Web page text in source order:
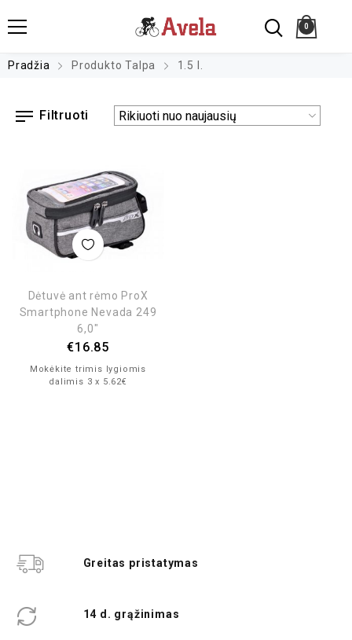
0
Pradžia Produkto Talpa 1.5 l.
Filtruoti
Dėtuvė ant rėmo ProX
Smartphone Nevada 249
6,0″
€16.85
Mokėkite trimis lygiomis
dalimis 3 x 5.62€
Greitas pristatymas
14 d. grąžinimas